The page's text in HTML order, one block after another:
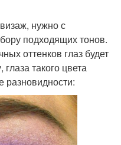
нужно с
подходящих тонов.
оттенков глаз будет
такого цвета
разновидности: